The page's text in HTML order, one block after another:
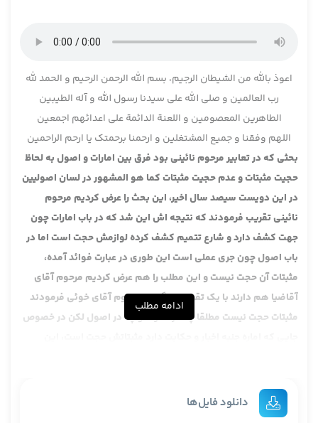
اعوذ بالله من الشیطان الرجیم، بسم الله الرحمن الرحیم و الحمد لله
رب العالمین و صلی الله علی سیدنا رسول الله و آله الطیبین
الطاهرین المعصومین و اللعنة الدائمة علی اعدائهم اجمعین
اللهم وفقنا و جمیع المشتغلین و ارحمنا برحمتک یا ارحم الراحمین
بحثی که در تعابیر مرحوم نائینی بود فرق بین امارات و اصول به لحاظ
حجیت مثبتات و عدم حجیت مثبتات کما هو المشهور در لسان اصولیین
در این دویست سیصد سال اخیر، این بحث را عرض کردیم مرحوم
نائینی تقریب فرمودند که نتیجه اش این شد که در باب امارات چون
جهت کشف دارد و شارع تتمیم کشف کرده لوازمش حجت است اما در
باب اصول چون جری عملی است این طوری در عبارت فوائد آمده،
مثبتات آن حجت نیست و این مطلب را هم عرض کردیم مرحوم آقای
آقاضیا هم دارند با یک تقریب دیگری و مرحوم آقای خوئی فرمودند
مثبتات حجت نیست مطلقا چه در امارات و چه در اصول لکن در خصوص
فهمیده می شود.
ما عرض کردیم ابتدائا نکته اول این بود که در باب امارات ما چیزی به
ادامه مطلب
دانلود فایل‌ها